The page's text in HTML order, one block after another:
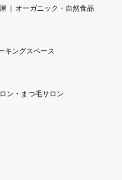
オーガニック・自然食品
キングスペース
ン・まつ毛サロン